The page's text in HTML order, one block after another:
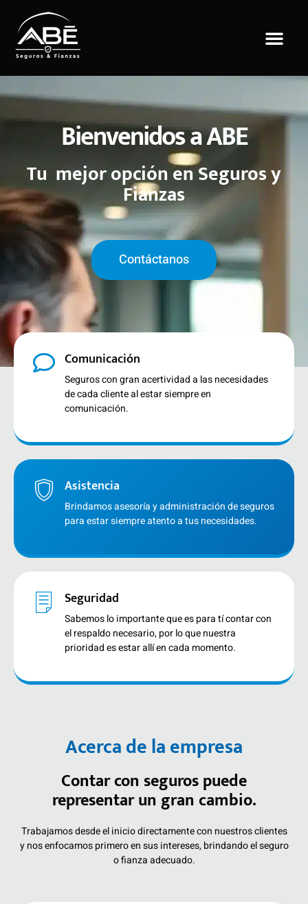
Saltar
al
Bienvenidos a ABE
Tu mejor opción en Seguros y
Fianzas
Contáctanos
Comunicación
Seguros con gran acertividad a las necesidades
de cada cliente al estar siempre en
comunicación.
Asistencia
Brindamos asesoría y administración de seguros
para estar siempre atento a tus necesidades.
Seguridad
Sabemos lo importante que es para tí contar con
el respaldo necesario, por lo que nuestra
prioridad es estar allí en cada momento.
Acerca de la empresa
Contar con seguros puede
representar un gran cambio.
Trabajamos desde el inicio directamente con nuestros clientes
y nos enfocamos primero en sus intereses, brindando el seguro
o fianza adecuado.